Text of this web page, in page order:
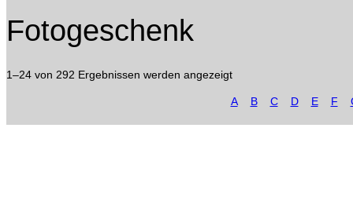
Fotogeschenk
1–24 von 292 Ergebnissen werden angezeigt
A B C D E F